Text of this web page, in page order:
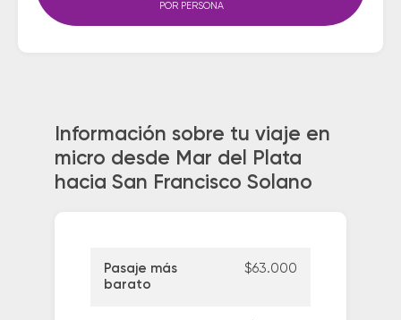
POR PERSONA
Información sobre tu viaje en
micro desde Mar del Plata
hacia San Francisco Solano
Pasaje más
barato
$63.000